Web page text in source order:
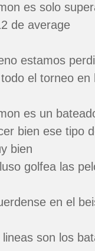
es solo
de average
estamos
el torneo en
es un
bien ese tipo
bien
golfea las
en el
lineas son los